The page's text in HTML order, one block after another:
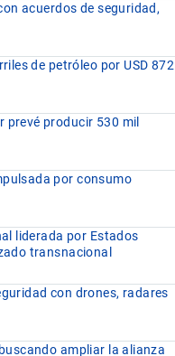
acuerdos de seguridad,
de petróleo por USD 872
prevé producir 530 mil
por consumo
liderada por Estados
transnacional
con drones, radares
ampliar la alianza